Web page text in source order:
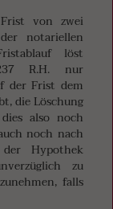
von zwei
notariellen
löst
R.H. nur
der Frist dem
die Löschung
also noch
noch nach
Hypothek
zu
falls